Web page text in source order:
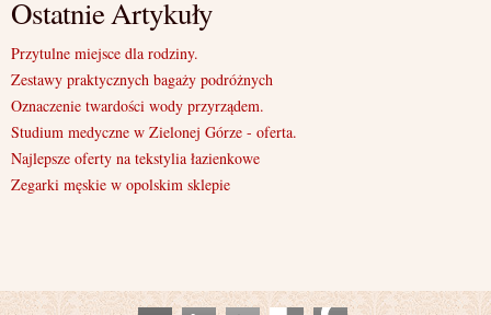
Ostatnie Artykuły
Przytulne miejsce dla rodziny.
Zestawy praktycznych bagaży podróżnych
Oznaczenie twardości wody przyrządem.
Studium medyczne w Zielonej Górze - oferta.
Najlepsze oferty na tekstylia łazienkowe
Zegarki męskie w opolskim sklepie